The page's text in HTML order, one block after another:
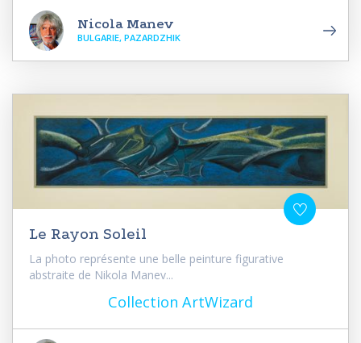
Nicola Manev
BULGARIE, PAZARDZHIK
Le Rayon Soleil
La photo représente une belle peinture figurative
abstraite de Nikola Manev...
Collection ArtWizard